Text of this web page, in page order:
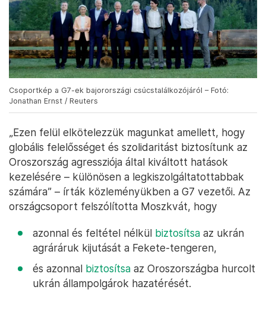
Csoportkép a G7-ek bajorországi csúcstalálkozójáról – Fotó:
Jonathan Ernst / Reuters
„Ezen felül elkötelezzük magunkat amellett, hogy
globális felelősséget és szolidaritást biztosítunk az
Oroszország agressziója által kiváltott hatások
kezelésére – különösen a legkiszolgáltatottabbak
számára” – írták közleményükben a G7 vezetői. Az
országcsoport felszólította Moszkvát, hogy
azonnal és feltétel nélkül biztosítsa az ukrán
agráráruk kijutását a Fekete-tengeren,
és azonnal biztosítsa az Oroszországba hurcolt
ukrán állampolgárok hazatérését.